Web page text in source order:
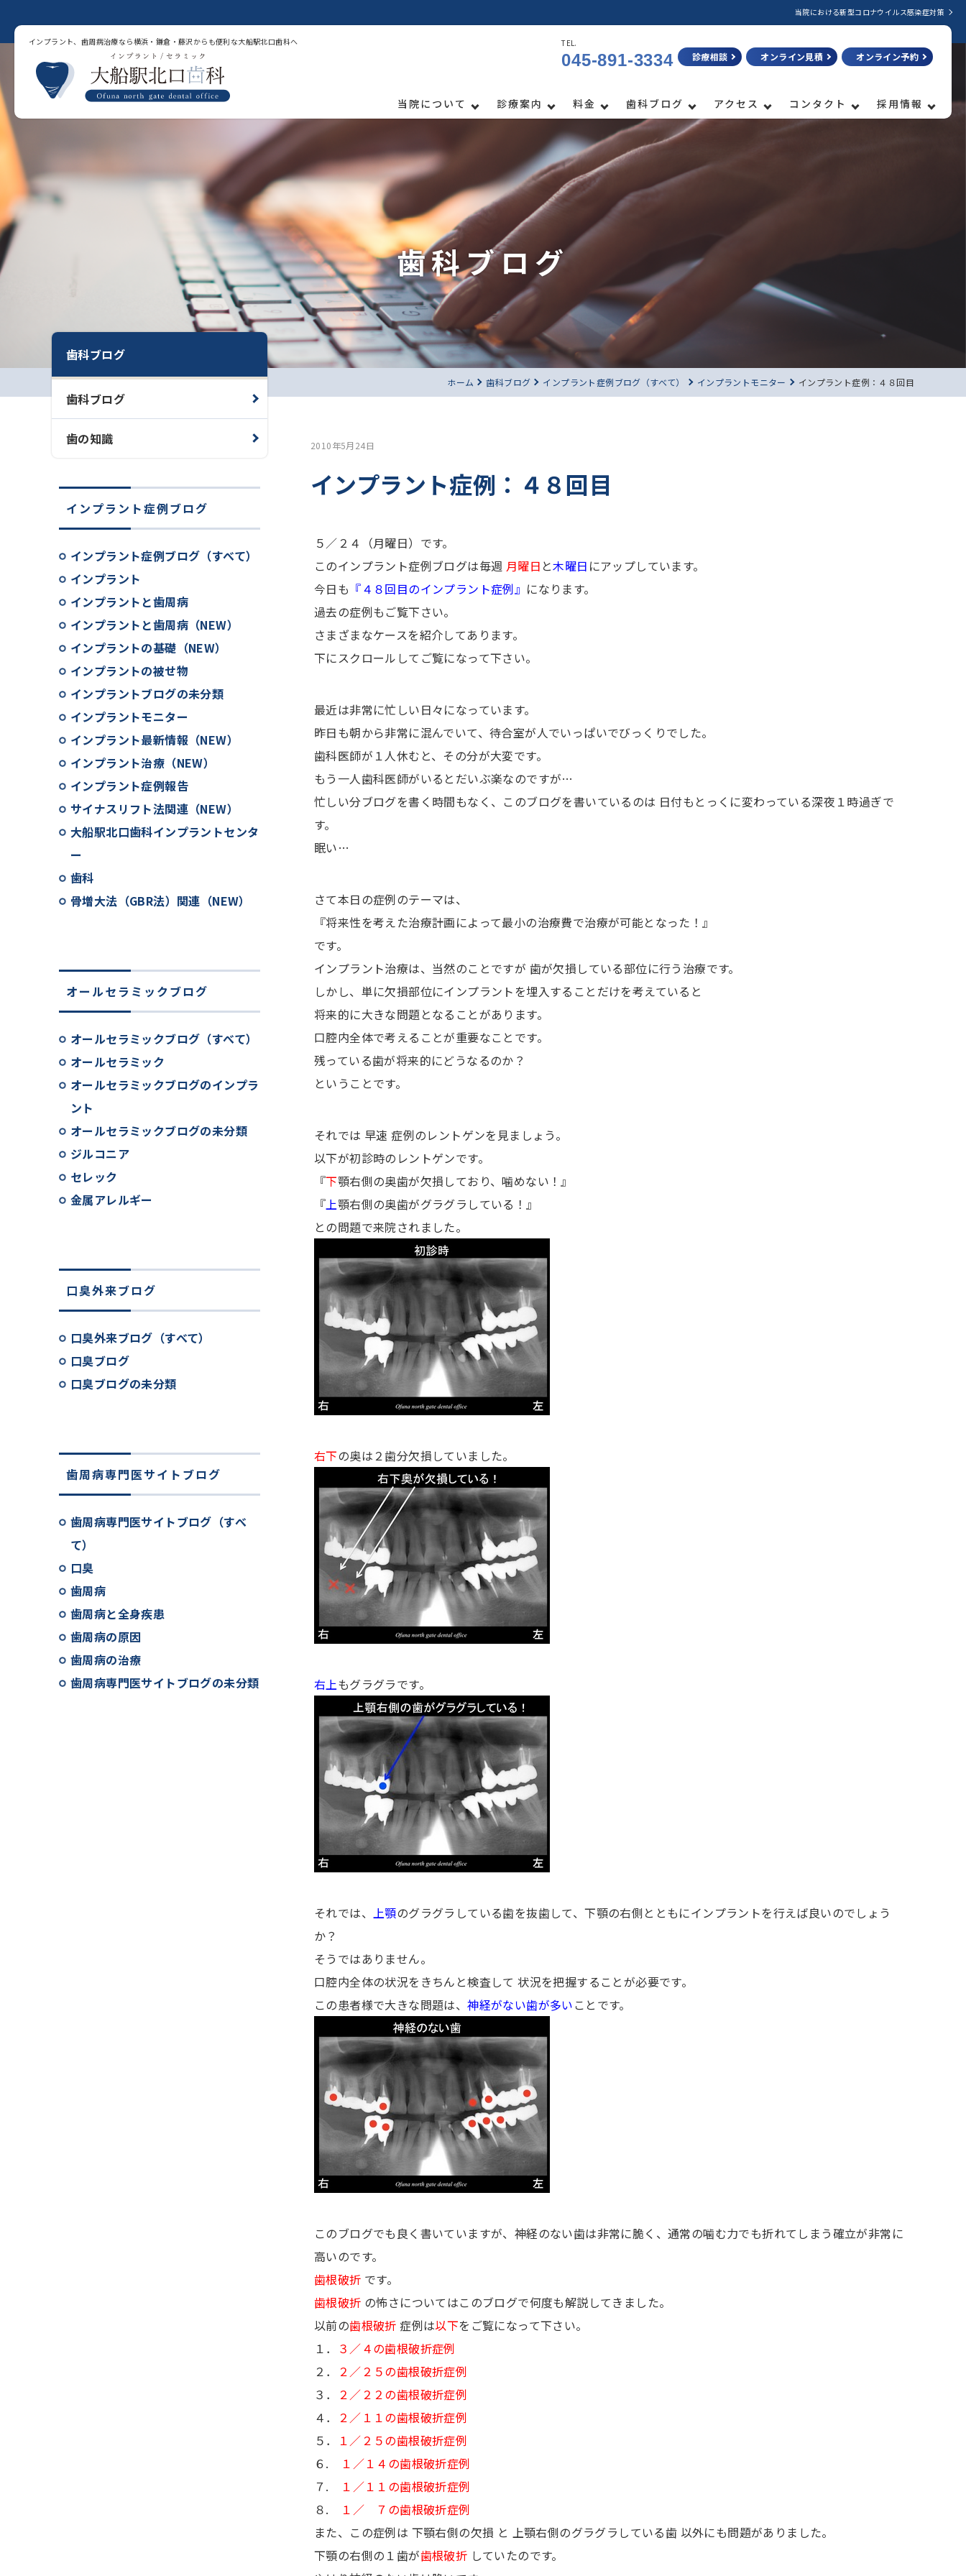
当院における新型コロナウイルス感染症対策
インプラント、歯周病治療なら横浜・鎌倉・藤沢からも便利な大船駅北口歯科へ TEL.
045-891-3334 診療相談 オンライン見積 オンライン予約
当院について 診療案内 料金 歯科ブログ アクセス コンタクト 採用情報
歯科ブログ
ホーム 歯科ブログ インプラント症例ブログ（すべて） インプラントモニター インプラント症例：４８回目
歯科ブログ
歯科ブログ
歯の知識
インプラント症例ブログ
インプラント症例ブログ（すべて）
インプラント
インプラントと歯周病
インプラントと歯周病（NEW）
インプラントの基礎（NEW）
インプラントの被せ物
インプラントブログの未分類
インプラントモニター
インプラント最新情報（NEW）
インプラント治療（NEW）
インプラント症例報告
サイナスリフト法関連（NEW）
大船駅北口歯科インプラントセンタ
ー
歯科
骨増大法（GBR法）関連（NEW）
オールセラミックブログ
オールセラミックブログ（すべて）
オールセラミック
オールセラミックブログのインプラ
ント
オールセラミックブログの未分類
ジルコニア
セレック
金属アレルギー
口臭外来ブログ
口臭外来ブログ（すべて）
口臭ブログ
口臭ブログの未分類
歯周病専門医サイトブログ
歯周病専門医サイトブログ（すべ
て）
口臭
歯周病
歯周病と全身疾患
歯周病の原因
歯周病の治療
歯周病専門医サイトブログの未分類
2010年5月24日
インプラント症例：４８回目
５／２４（月曜日）です。
このインプラント症例ブログは毎週 月曜日 と木曜日 にアップしています。
今日も 『４８回目のインプラント症例』 になります。
過去の症例もご覧下さい。
さまざまなケースを紹介してあります。
下にスクロールしてご覧になって下さい。
最近は非常に忙しい日々になっています。
昨日も朝から非常に混んでいて、待合室が人でいっぱいでびっくりでした。
歯科医師が１人休むと、その分が大変です。
もう一人歯科医師がいるとだいぶ楽なのですが…
忙しい分ブログを書く時間もなく、このブログを書いているのは 日付もとっくに変わっている深夜１時過ぎで
す。
眠い…
さて本日の症例のテーマは、
『将来性を考えた治療計画によって最小の治療費で治療が可能となった！』
です。
インプラント治療は、当然のことですが 歯が欠損している部位に行う治療です。
しかし、単に欠損部位にインプラントを埋入することだけを考えていると
将来的に大きな問題となることがあります。
口腔内全体で考えることが重要なことです。
残っている歯が将来的にどうなるのか？
ということです。
それでは 早速 症例のレントゲンを見ましょう。
以下が初診時のレントゲンです。
『下顎右側の奥歯が欠損しており、噛めない！』
『 上顎右側の奥歯がグラグラしている！』
との問題で来院されました。
右下の奥は２歯分欠損していました。
右上もグラグラです。
それでは、 上顎のグラグラしている歯を抜歯して、下顎の右側とともにインプラントを行えば良いのでしょう
か？
そうではありません。
口腔内全体の状況をきちんと検査して 状況を把握することが必要です。
この患者様で大きな問題は、神経がない歯が多い ことです。
このブログでも良く書いていますが、神経のない歯は非常に脆く、通常の噛む力でも折れてしまう確立が非常に
高いのです。
歯根破折 です。
歯根破折 の怖さについてはこのブログで何度も解説してきました。
以前の歯根破折 症例は以下をご覧になって下さい。
１．
３／４の歯根破折症例
２．
２／２５の歯根破折症例
３．
２／２２の歯根破折症例
４．
２／１１の歯根破折症例
５．
１／２５の歯根破折症例
６.
１／１４の歯根破折症例
７.
１／１１の歯根破折症例
８.
１／ ７の歯根破折症例
また、この症例は 下顎右側の欠損 と 上顎右側のグラグラしている歯 以外にも問題がありました。
下顎の右側の１歯が歯根破折 していたのです。